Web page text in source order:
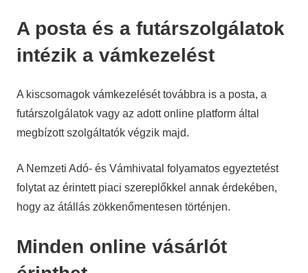
A posta és a futárszolgálatok
intézik a vámkezelést
A kiscsomagok vámkezelését továbbra is a posta, a
futárszolgálatok vagy az adott online platform által
megbízott szolgáltatók végzik majd.
A Nemzeti Adó- és Vámhivatal folyamatos egyeztetést
folytat az érintett piaci szereplőkkel annak érdekében,
hogy az átállás zökkenőmentesen történjen.
Minden online vásárlót